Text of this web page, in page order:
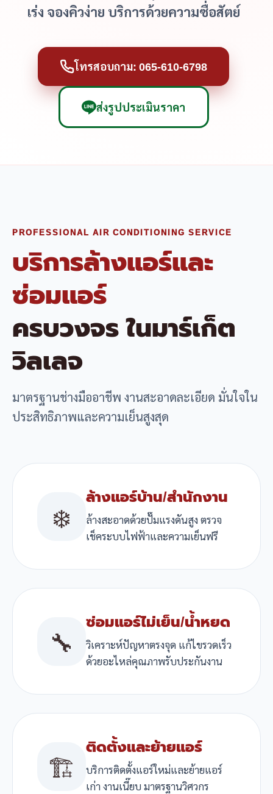
เร่ง จองคิวง่าย บริการด้วยความซื่อสัตย์
โทรสอบถาม: 065-610-6798
ส่งรูปประเมินราคา
PROFESSIONAL AIR CONDITIONING SERVICE
บริการล้างแอร์และ
ซ่อมแอร์
ครบวงจร ในมาร์เก็ต
วิลเลจ
มาตรฐานช่างมืออาชีพ งานสะอาดละเอียด มั่นใจใน
ประสิทธิภาพและความเย็นสูงสุด
❄️
ล้างแอร์บ้าน/สำนักงาน
ล้างสะอาดด้วยปั๊มแรงดันสูง ตรวจ
เช็คระบบไฟฟ้าและความเย็นฟรี
🔧
ซ่อมแอร์ไม่เย็น/น้ำหยด
วิเคราะห์ปัญหาตรงจุด แก้ไขรวดเร็ว
ด้วยอะไหล่คุณภาพรับประกันงาน
🏗️
ติดตั้งและย้ายแอร์
บริการติดตั้งแอร์ใหม่และย้ายแอร์
เก่า งานเนี๊ยบ มาตรฐานวิศวกร